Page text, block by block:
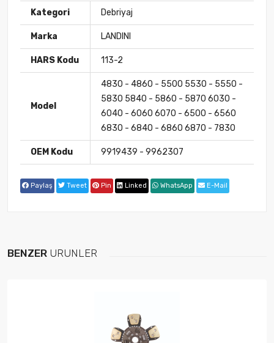
Kategori Debriyaj
Marka LANDINI
HARS Kodu 113-2
Model
4830 - 4860 - 5500 5530 - 5550 -
5830 5840 - 5860 - 5870 6030 -
6040 - 6060 6070 - 6500 - 6560
6830 - 6840 - 6860 6870 - 7830
OEM Kodu 9919439 - 9962307
Paylaş Tweet Pin Linked WhatsApp E-Mail
BENZER ÜRÜNLER